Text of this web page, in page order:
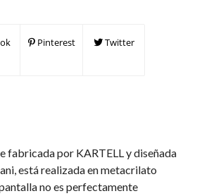
Pinterest Twitter
fabricada por KARTELL y diseñada
está realizada en metacrilato
no es perfectamente